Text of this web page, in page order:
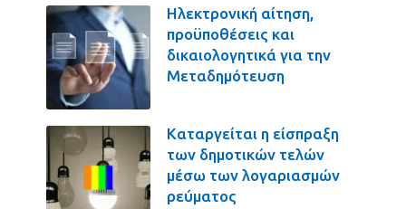
Ηλεκτρονική αίτηση,
προϋποθέσεις και
δικαιολογητικά για την
Μεταδημότευση
Καταργείται η είσπραξη
των δημοτικών τελών
μέσω των λογαριασμών
ρεύματος